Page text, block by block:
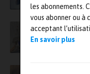
les abonnements.
vous abonner ou à
acceptant
En savoir plus
Critt